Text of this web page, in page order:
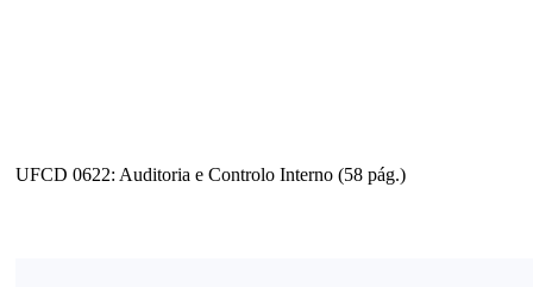
UFCD 0622: Auditoria e Controlo Interno (58 pág.)